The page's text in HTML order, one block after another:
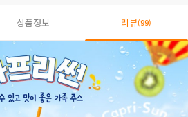
상품정보 리뷰(99)